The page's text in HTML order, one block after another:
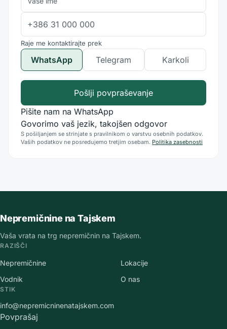
Raje me kontaktirajte prek
WhatsApp Telegram Karkoli
Pošlji povpraševanje
Pišite nam na WhatsApp
Govorimo vaš jezik, takojšen odgovor
S pošiljanjem se strinjate s pravilnikom o varstvu osebnih podatkov.
Vaših podatkov ne posredujemo tretjim osebam. Politika zasebnosti
Nepremičnine na Tajskem
Vaša vrata na trg nepremičnin na Tajskem.
RAZIŠČI
Nepremičnine
Lokacije
Vodnik
O nas
STIK
info@nepremicninenatajskem.com
Povprašaj